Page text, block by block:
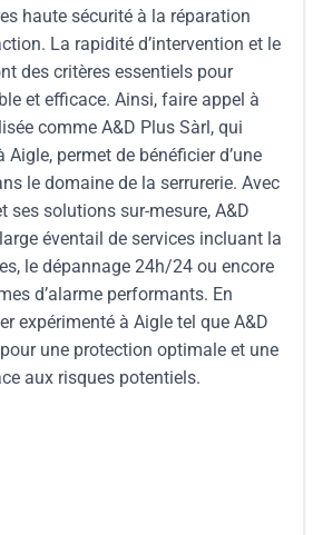
haute sécurité à la réparation
La rapidité d’intervention et le
des critères essentiels pour
et efficace. Ainsi, faire appel à
comme A&D Plus Sàrl, qui
permet de bénéficier d’une
le domaine de la serrurerie. Avec
ses solutions sur-mesure, A&D
éventail de services incluant la
le dépannage 24h/24 ou encore
d’alarme performants. En
expérimenté à Aigle tel que A&D
une protection optimale et une
aux risques potentiels.